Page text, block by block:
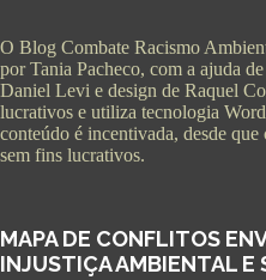
O Blog Combate Racismo
por Tania Pacheco, com a ajuda
Daniel Levi e design de Raquel
lucrativos e utiliza tecnologia
conteúdo é incentivada, desde
sem fins lucrativos.
MAPA DE CONFLITOS
INJUSTIÇA AMBIENTAL E